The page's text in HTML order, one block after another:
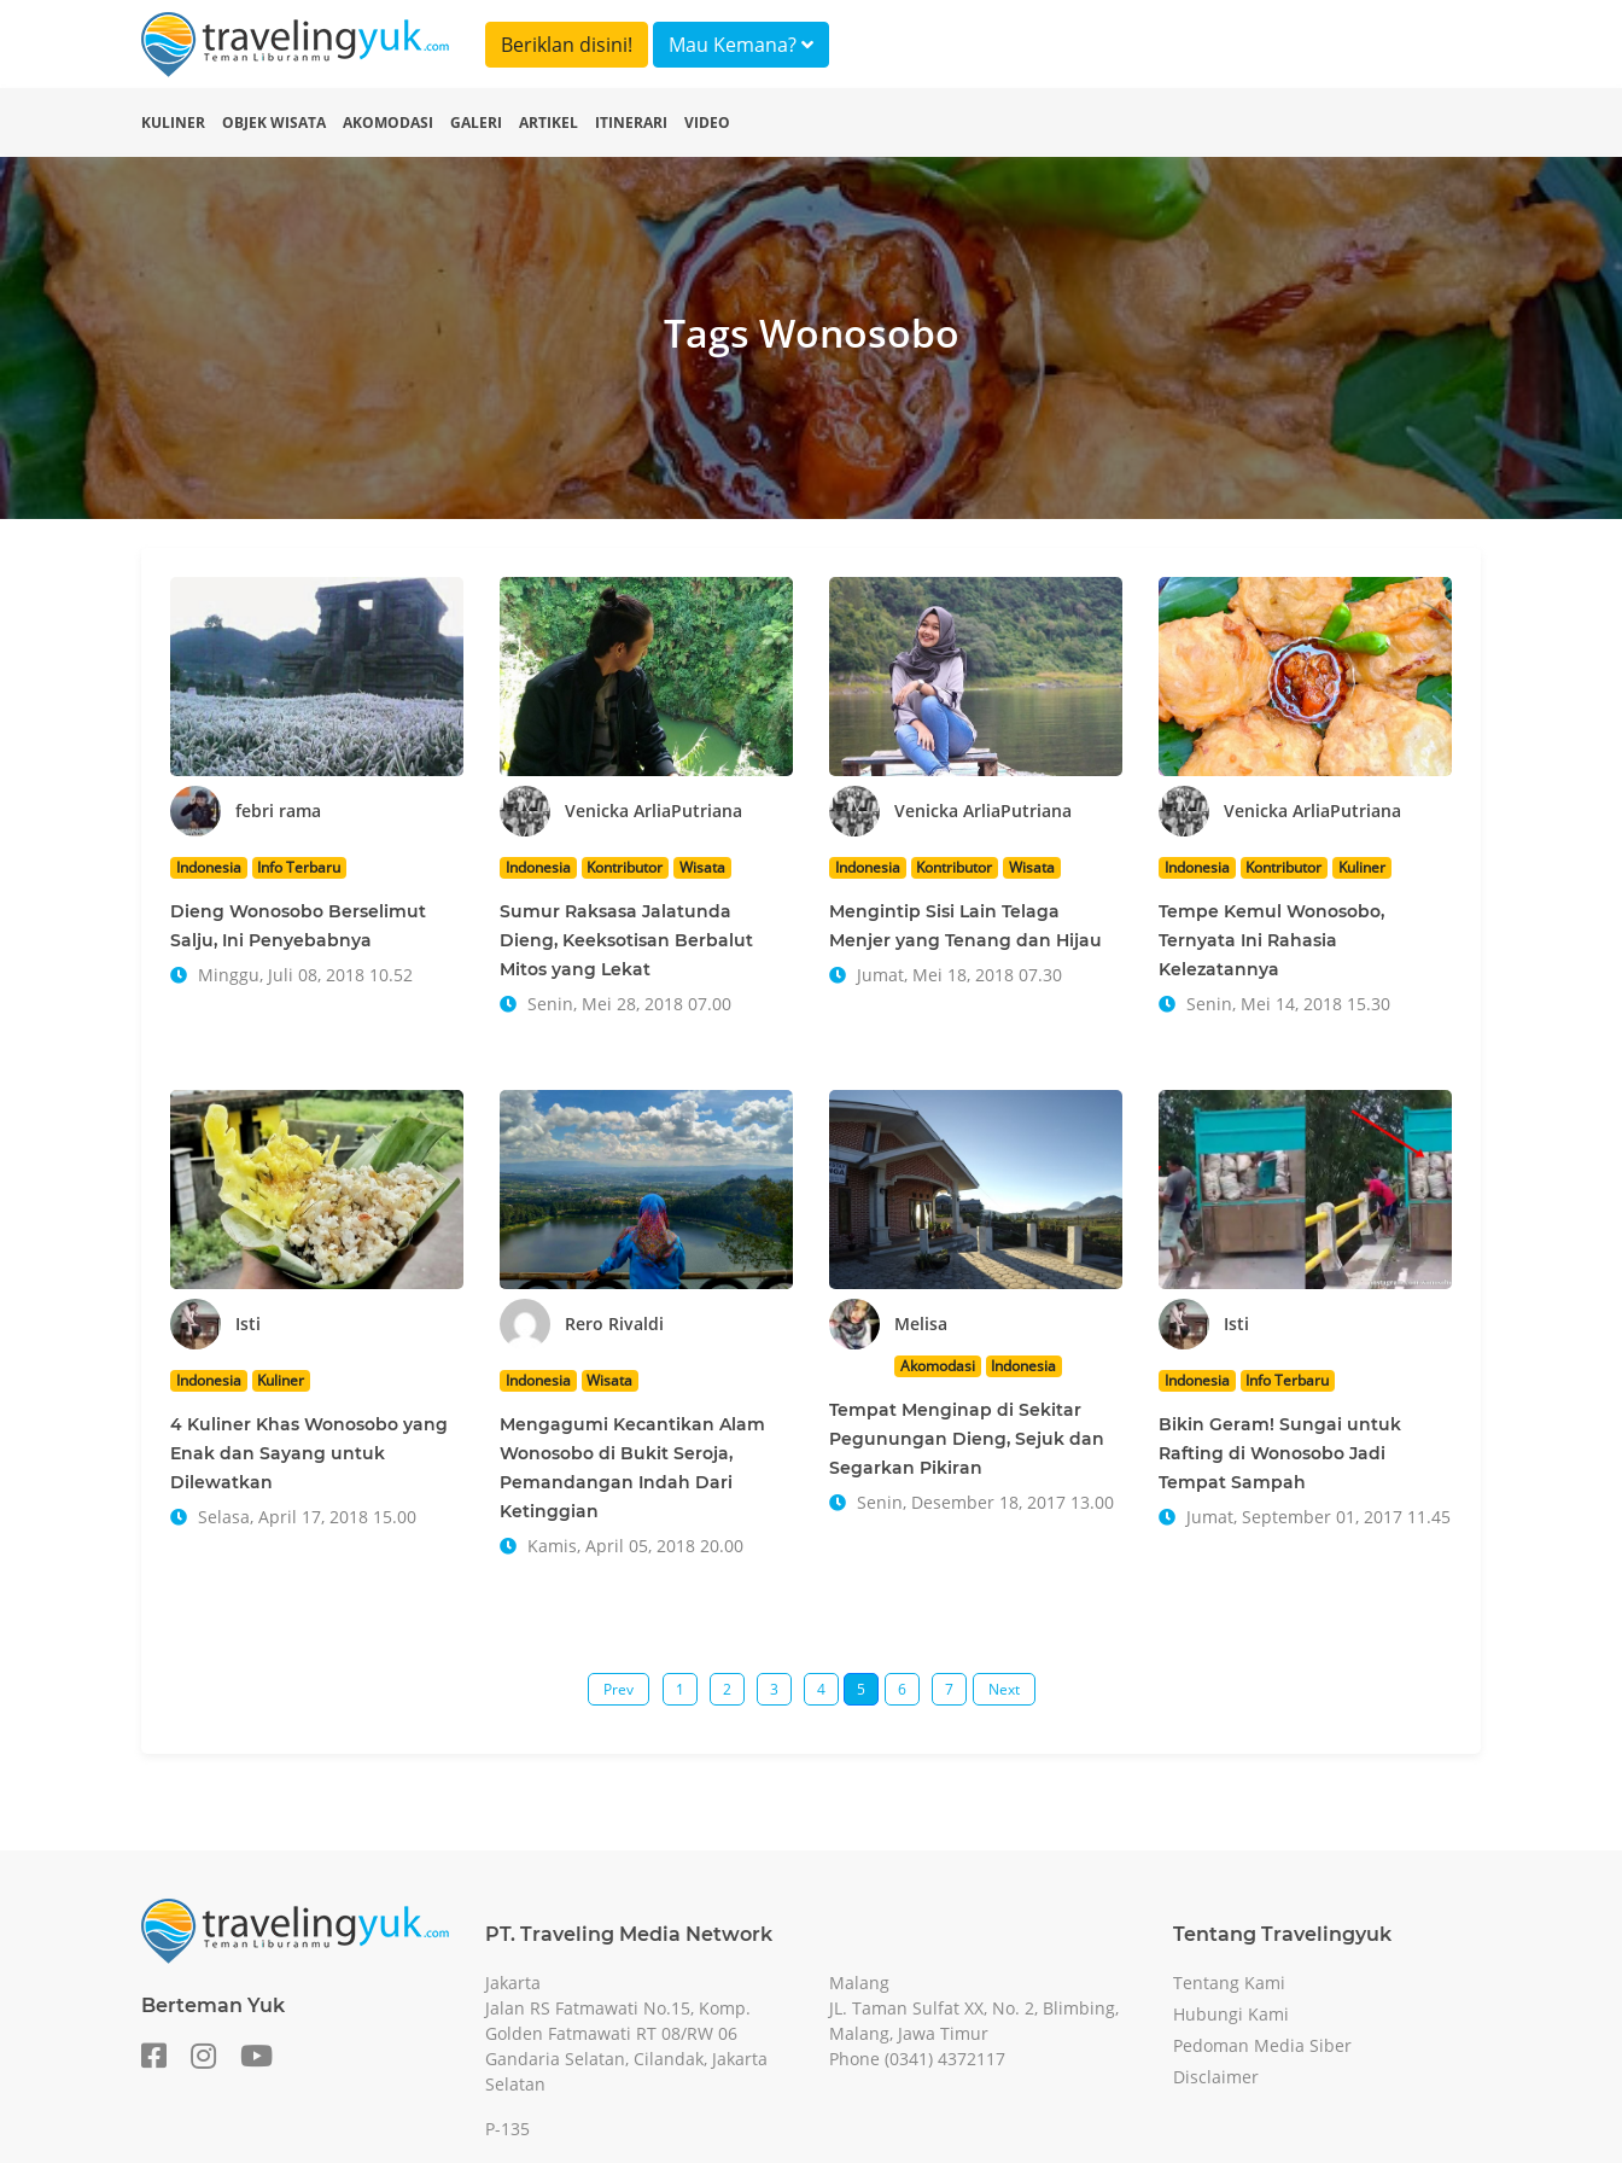
Beriklan disini! Mau Kemana?
KULINER OBJEK WISATA AKOMODASI GALERI ARTIKEL ITINERARI VIDEO
Tags Wonosobo
febri rama
Indonesia Info Terbaru
Dieng Wonosobo Berselimut
Salju, Ini Penyebabnya
Minggu, Juli 08, 2018 10.52
Venicka ArliaPutriana
Indonesia Kontributor Wisata
Sumur Raksasa Jalatunda
Dieng, Keeksotisan Berbalut
Mitos yang Lekat
Senin, Mei 28, 2018 07.00
Venicka ArliaPutriana
Indonesia Kontributor Wisata
Mengintip Sisi Lain Telaga
Menjer yang Tenang dan Hijau
Jumat, Mei 18, 2018 07.30
Venicka ArliaPutriana
Indonesia Kontributor Kuliner
Tempe Kemul Wonosobo,
Ternyata Ini Rahasia
Kelezatannya
Senin, Mei 14, 2018 15.30
Isti
Indonesia Kuliner
4 Kuliner Khas Wonosobo yang
Enak dan Sayang untuk
Dilewatkan
Selasa, April 17, 2018 15.00
Rero Rivaldi
Indonesia Wisata
Mengagumi Kecantikan Alam
Wonosobo di Bukit Seroja,
Pemandangan Indah Dari
Ketinggian
Kamis, April 05, 2018 20.00
Melisa
Akomodasi Indonesia
Tempat Menginap di Sekitar
Pegunungan Dieng, Sejuk dan
Segarkan Pikiran
Senin, Desember 18, 2017 13.00
Isti
Indonesia Info Terbaru
Bikin Geram! Sungai untuk
Rafting di Wonosobo Jadi
Tempat Sampah
Jumat, September 01, 2017 11.45
Prev 1 2 3 4 5 6 7 Next
PT. Traveling Media Network Tentang Travelingyuk
Berteman Yuk
Jakarta
Jalan RS Fatmawati No.15, Komp.
Golden Fatmawati RT 08/RW 06
Gandaria Selatan, Cilandak, Jakarta
Selatan
P-135
Malang
JL. Taman Sulfat XX, No. 2, Blimbing,
Malang, Jawa Timur
Phone (0341) 4372117
Tentang Kami
Hubungi Kami
Pedoman Media Siber
Disclaimer